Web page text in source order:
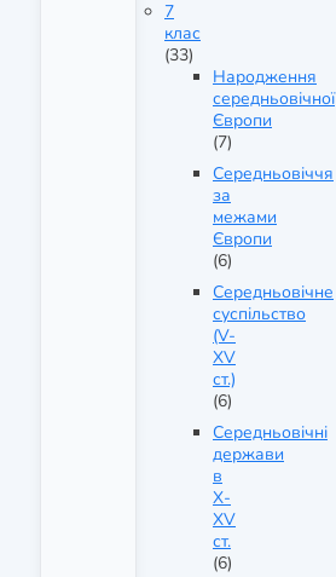
7
клас
(33)
Народження
середньовічної
Європи
(7)
Середньовіччя
за
межами
Європи
(6)
Середньовічне
суспільство
(V-
XV
ст.)
(6)
Середньовічні
держави
в
X-
XV
ст.
(6)